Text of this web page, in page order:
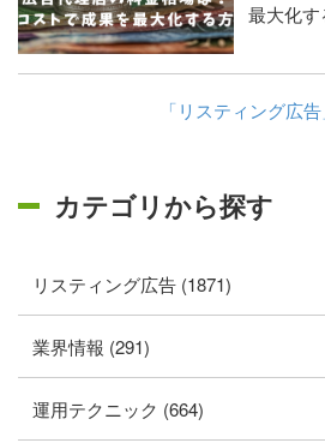
最大化
「リスティング広
カテゴリから探す
リスティング広告 (1871)
業界情報 (291)
運用テクニック (664)